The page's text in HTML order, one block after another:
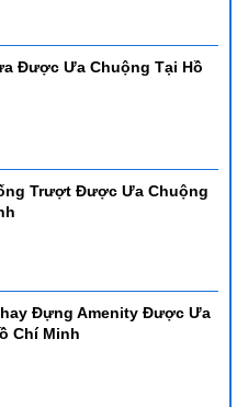
Được Ưa Chuộng Tại Hồ
Trượt Được Ưa Chuộng
Đựng Amenity Được Ưa
Chí Minh